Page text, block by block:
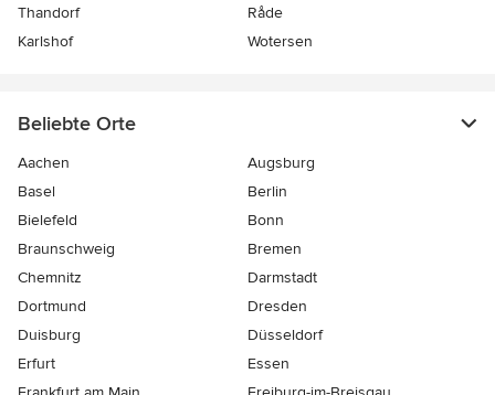
Thandorf
Råde
Karlshof
Wotersen
Beliebte Orte
Aachen
Augsburg
Basel
Berlin
Bielefeld
Bonn
Braunschweig
Bremen
Chemnitz
Darmstadt
Dortmund
Dresden
Duisburg
Düsseldorf
Erfurt
Essen